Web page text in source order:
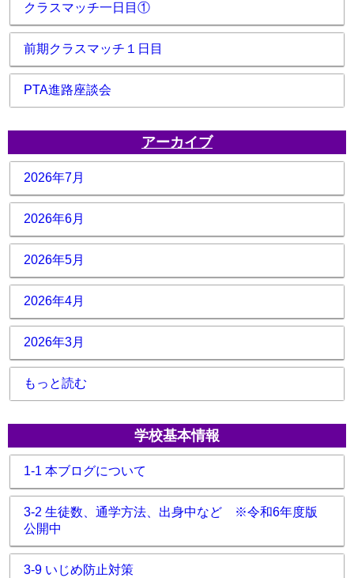
クラスマッチ一日目①
前期クラスマッチ１日目
PTA進路座談会
アーカイブ
2026年7月
2026年6月
2026年5月
2026年4月
2026年3月
もっと読む
学校基本情報
1-1 本ブログについて
3-2 生徒数、通学方法、出身中など ※令和6年度版
公開中
3-9 いじめ防止対策